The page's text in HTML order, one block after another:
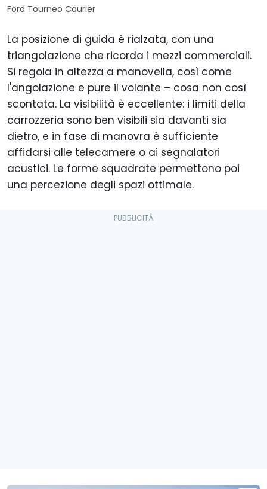
Ford Tourneo Courier
La posizione di guida è rialzata, con una
triangolazione che ricorda i mezzi commerciali.
Si regola in altezza a manovella, così come
l'angolazione e pure il volante – cosa non così
scontata. La visibilità è eccellente: i limiti della
carrozzeria sono ben visibili sia davanti sia
dietro, e in fase di manovra è sufficiente
affidarsi alle telecamere o ai segnalatori
acustici. Le forme squadrate permettono poi
una percezione degli spazi ottimale.